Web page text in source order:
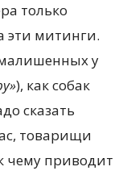
только
эти митинги.
у
), как собак
сказать
товарищи
чему приводит